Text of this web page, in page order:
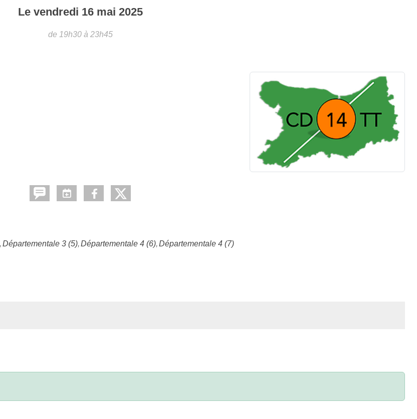
Le vendredi 16 mai 2025
de 19h30 à 23h45
Départementale 3 (5) Départementale 4 (6) Départementale 4 (7)